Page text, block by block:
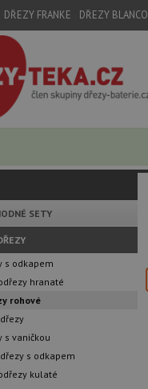
DŘEZY FRANKE DŘEZY BLANCO
SETY
s odkapem
hranaté
rohové
s vaničkou
s odkapem
kulaté